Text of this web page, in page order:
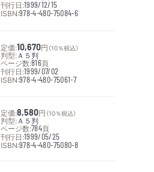
刊行日:1999/12/15
ISBN:978-4-480-75084-6
定価:10,670円 （10％税込）
判型: Ａ５判
ページ数:816頁
刊行日:1999/07/02
ISBN:978-4-480-75061-7
定価:8,580円 （10％税込）
判型: Ａ５判
ページ数:784頁
刊行日:1999/05/25
ISBN:978-4-480-75080-8